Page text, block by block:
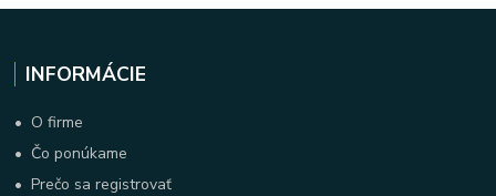
INFORMÁCIE
• O firme
• Čo ponúkame
•Prečo sa registrovať